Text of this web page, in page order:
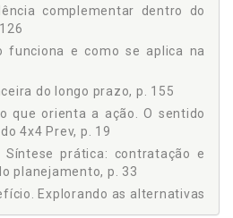
E GESTÃO PRIVADA DO RISCO
AUTONOMIA, p. 48
51
IDENTIDADE PREVIDENCIÁRIA:
DO RGPS, p. 53
CONTRIBUTIVO (TEMPO,
RISCOS), p. 57
Previdenciário, p. 57
Qualidade de Segurado e
complementar dentro do
funciona e como se aplica na
do longo prazo, p. 155
que orienta a ação. O sentido
4x4 Prev, p. 19
Síntese prática: contratação e
planejamento, p. 33
Explorando as alternativas